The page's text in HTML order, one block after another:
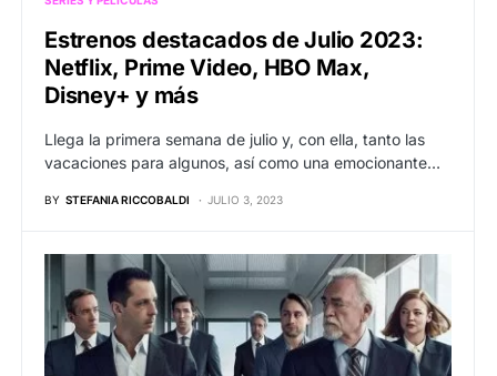
Estrenos destacados de Julio 2023:
Netflix, Prime Video, HBO Max,
Disney+ y más
Llega la primera semana de julio y, con ella, tanto las
vacaciones para algunos, así como una emocionante…
BY STEFANIA RICCOBALDI JULIO 3, 2023